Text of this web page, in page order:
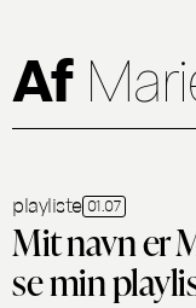
Af
playliste 01.07
Mit navn er
se min